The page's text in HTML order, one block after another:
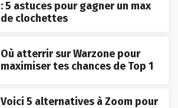
: 5 astuces pour gagner un max
de clochettes
Où atterrir sur Warzone pour
maximiser tes chances de Top 1
Voici 5 alternatives à Zoom pour